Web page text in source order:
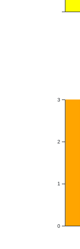
0
1
2
3